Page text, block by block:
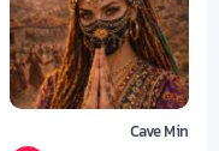
Cave Min